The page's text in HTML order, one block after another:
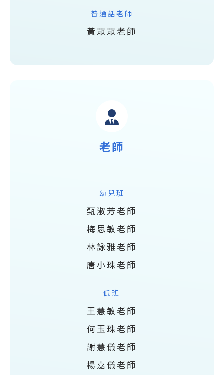
普通話老師
黃眾眾老師
老師
幼兒班
甄淑芳老師
梅思敏老師
林詠雅老師
唐小珠老師
低班
王慧敏老師
何玉珠老師
謝慧儀老師
楊嘉儀老師